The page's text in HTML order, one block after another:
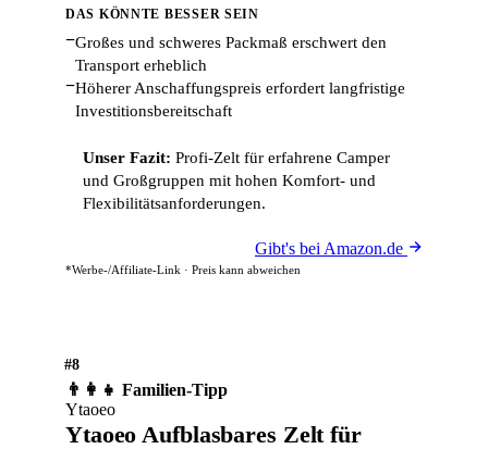
DAS KÖNNTE BESSER SEIN
−Großes und schweres Packmaß erschwert den
Transport erheblich
−Höherer Anschaffungspreis erfordert langfristige
Investitionsbereitschaft
Unser Fazit: Profi-Zelt für erfahrene Camper
und Großgruppen mit hohen Komfort- und
Flexibilitätsanforderungen.
Gibt's bei Amazon.de
*Werbe-/Affiliate-Link · Preis kann abweichen
#8
👨‍👩‍👧 Familien-Tipp
Ytaoeo
Ytaoeo Aufblasbares Zelt für